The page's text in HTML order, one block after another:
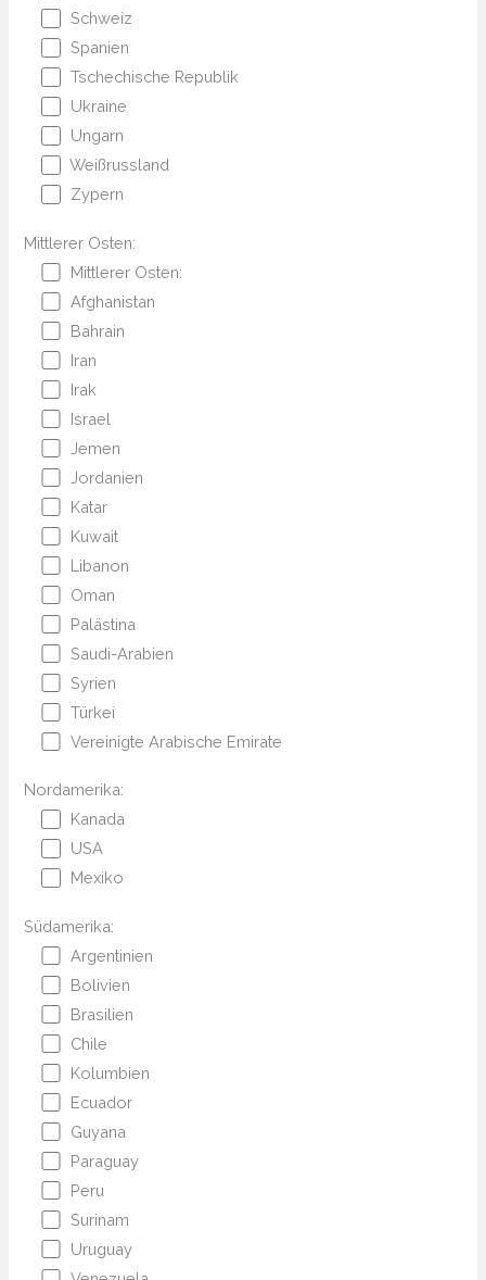
Schweiz
Spanien
Tschechische Republik
Ukraine
Ungarn
Weißrussland
Zypern
Mittlerer Osten:
Mittlerer Osten:
Afghanistan
Bahrain
Iran
Irak
Israel
Jemen
Jordanien
Katar
Kuwait
Libanon
Oman
Palästina
Saudi-Arabien
Syrien
Türkei
Vereinigte Arabische Emirate
Nordamerika:
Kanada
USA
Mexiko
Südamerika:
Argentinien
Bolivien
Brasilien
Chile
Kolumbien
Ecuador
Guyana
Paraguay
Peru
Surinam
Uruguay